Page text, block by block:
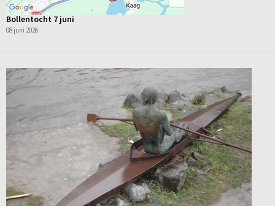
Bollentocht 7 juni
08 juni 2026